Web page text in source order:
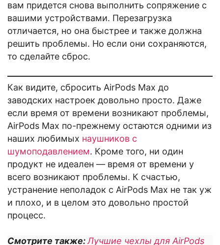
вам придется снова выполнить сопряжение с
вашими устройствами. Перезагрузка
отличается, но она быстрее и также должна
решить проблемы. Но если они сохраняются,
то сделайте сброс.
Как видите, сбросить AirPods Max до
заводских настроек довольно просто. Даже
если время от времени возникают проблемы,
AirPods Max по-прежнему остаются одними из
наших любимых наушников с
шумоподавлением. Кроме того, ни один
продукт не идеален — время от времени у
всего возникают проблемы. К счастью,
устранение неполадок с AirPods Max не так уж
и плохо, и в целом это довольно простой
процесс.
Смотрите также:Лучшие чехлы для AirPods